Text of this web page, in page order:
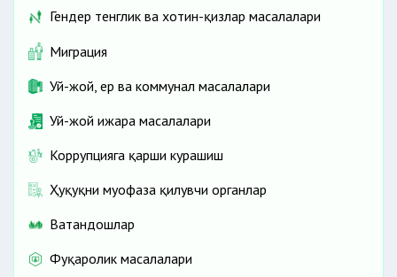
Гендер тенглик ва хотин-қизлар масалалари
Миграция
Уй-жой, ер ва коммунал масалалари
Уй-жой ижара масалалари
Коррупцияга қарши курашиш
Ҳуқуқни муҳофаза қилувчи органлар
Ватандошлар
Фуқаролик масалалари